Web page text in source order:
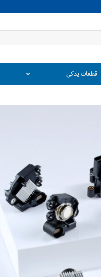
قطعات یدکی